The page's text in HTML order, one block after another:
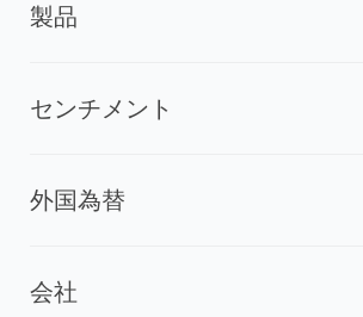
製品
センチメント
外国為替
会社